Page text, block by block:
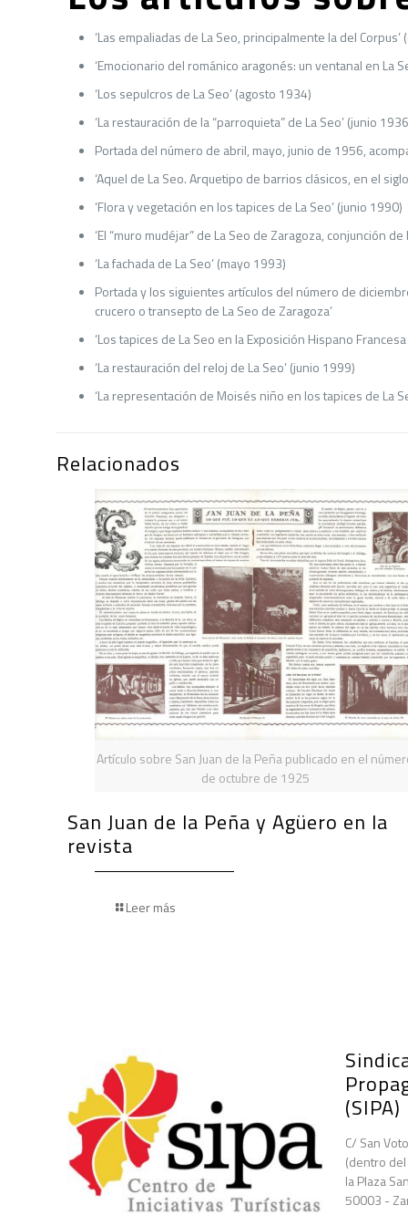
‘Las empaliadas de La Seo, principalmente la del
‘Emocionario del románico aragonés: un ventanal en La
‘Los sepulcros de La Seo’ (agosto 1934)
‘La restauración de la “parroquieta” de La Seo’ (junio
Portada del número de abril, mayo, junio de 1956,
‘Aquel de La Seo. Arquetipo de barrios clásicos, en el
‘Flora y vegetación en los tapices de La Seo’ (junio 1990)
‘El “muro mudéjar” de La Seo de Zaragoza, conjunción
‘La fachada de La Seo’ (mayo 1993)
Portada y los siguientes artículos del número de
crucero o transepto de La Seo de Zaragoza’
‘Los tapices de La Seo en la Exposición Hispano
‘La restauración del reloj de La Seo’ (junio 1999)
‘La representación de Moisés niño en los tapices de La
Relacionados
Artículo sobre San Juan de la Peña publicado en el
de octubre de 1925
San Juan de la Peña y Agüero en la
revista
Leer más
(SIPA)
C/ San
(dentro
la Plaza
50003 -